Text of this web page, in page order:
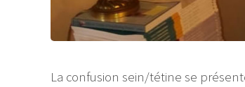
La confusion sein/tétine se